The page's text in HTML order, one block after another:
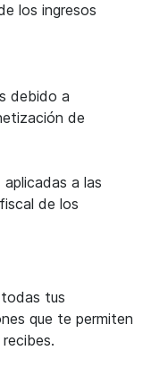
los ingresos
debido a
de
a las
de los
tus
que te permiten